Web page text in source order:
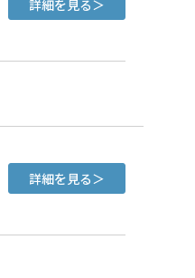
詳細を見る
詳細を見る